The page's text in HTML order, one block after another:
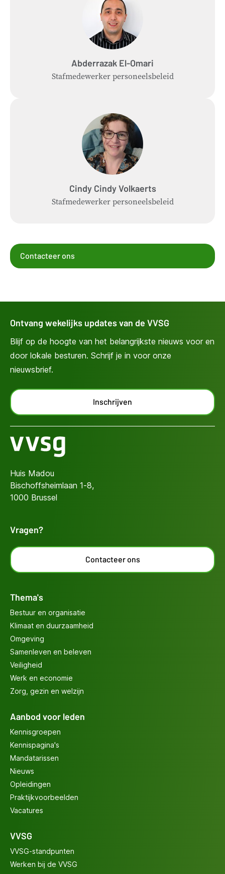
Abderrazak El-Omari
Stafmedewerker personeelsbeleid
Cindy Cindy Volkaerts
Stafmedewerker personeelsbeleid
Contacteer ons
Ontvang wekelijks updates van de VVSG
Blijf op de hoogte van het belangrijkste nieuws voor en
door lokale besturen. Schrijf je in voor onze
nieuwsbrief.
Inschrijven
Huis Madou
Bischoffsheimlaan 1-8,
1000 Brussel
Vragen?
Contacteer ons
Thema's
Bestuur en organisatie
Klimaat en duurzaamheid
Omgeving
Samenleven en beleven
Veiligheid
Werk en economie
Zorg, gezin en welzijn
Aanbod voor leden
Kennisgroepen
Kennispagina's
Mandatarissen
Nieuws
Opleidingen
Praktijkvoorbeelden
Vacatures
VVSG
VVSG-standpunten
Werken bij de VVSG